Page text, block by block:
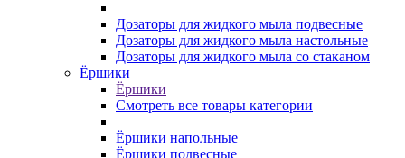
Дозаторы для жидкого мыла подвесные
Дозаторы для жидкого мыла настольные
Дозаторы для жидкого мыла со стаканом
Ёршики
Ёршики
Смотреть все товары категории
Ёршики напольные
Ёршики подвесные